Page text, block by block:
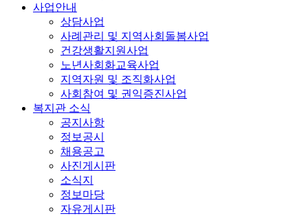
사업안내
상담사업
사례관리 및 지역사회돌봄사업
건강생활지원사업
노년사회화교육사업
지역자원 및 조직화사업
사회참여 및 권익증진사업
복지관 소식
공지사항
정보공시
채용공고
사진게시판
소식지
정보마당
자유게시판